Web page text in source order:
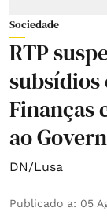
Sociedade
RTP
subsídios
Finanças
ao
DN/Lusa
Publicado a: 05